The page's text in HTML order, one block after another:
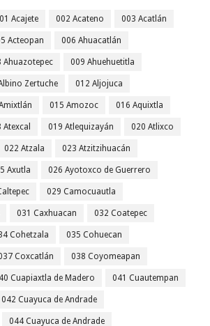
Acajete 002 Acateno 003 Acatlán
Acteopan 006 Ahuacatlán
Ahuazotepec 009 Ahuehuetitla
Zertuche 012 Aljojuca
015 Amozoc 016 Aquixtla
Atexcal 019 Atlequizayán 020 Atlixco
022 Atzala 023 Atzitzihuacán
Axutla 026 Ayotoxco de Guerrero
029 Camocuautla
031 Caxhuacan 032 Coatepec
Cohetzala 035 Cohuecan
Coxcatlán 038 Coyomeapan
Cuapiaxtla de Madero 041 Cuautempan
042 Cuayuca de Andrade
044 Cuayuca de Andrade